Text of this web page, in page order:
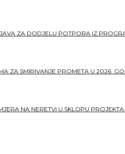
ZA DODJELU POTPORA IZ
ZA SMIRIVANJE PROMETA U 2026.
NA NERETVI U SKLOPU